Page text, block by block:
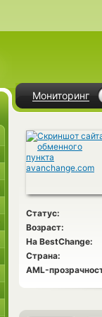
Мониторинг
Статус:
Возраст:
На BestChange:
Страна:
AML-